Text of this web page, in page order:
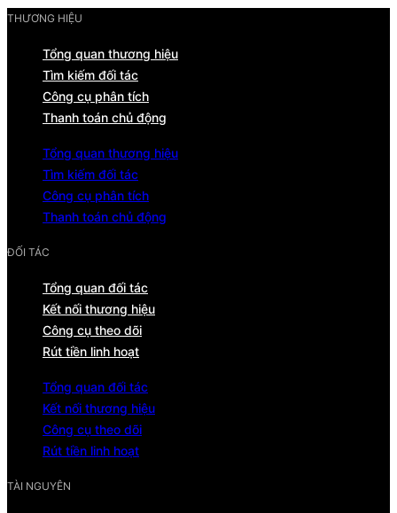
THƯƠNG HIỆU
Tổng quan thương hiệu
Tìm kiếm đối tác
Công cụ phân tích
Thanh toán chủ động
Tổng quan thương hiệu
Tìm kiếm đối tác
Công cụ phân tích
Thanh toán chủ động
ĐỐI TÁC
Tổng quan đối tác
Kết nối thương hiệu
Công cụ theo dõi
Rút tiền linh hoạt
Tổng quan đối tác
Kết nối thương hiệu
Công cụ theo dõi
Rút tiền linh hoạt
TÀI NGUYÊN